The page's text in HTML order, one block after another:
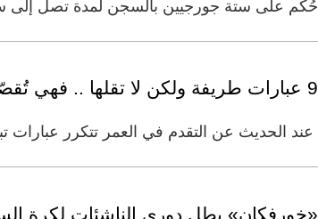
حُكم على ستة جورجيين بالسجن لمدة تصل إلى
9 عبارات طريفة ولكن لا تقلها .. فهي تُقصّر العمر
عند الحديث عن التقدم في العمر تتكرر عبارات
«خورفكان» بطل دوري الناشئات لكرة